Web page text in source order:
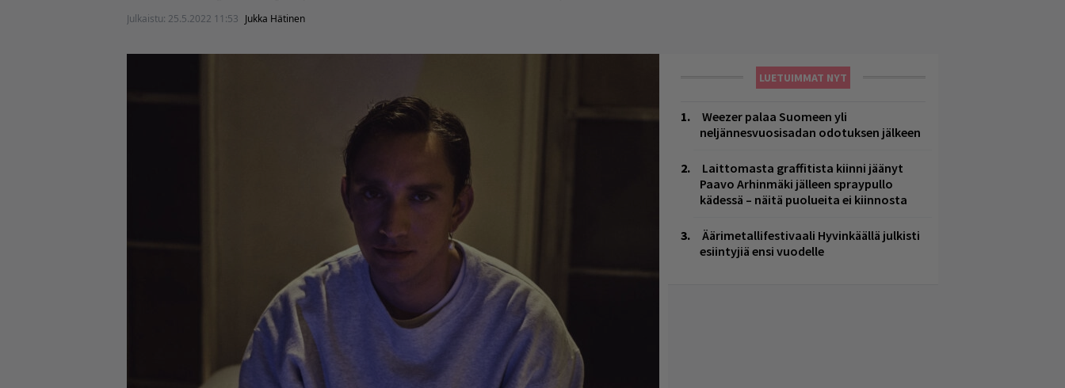
Julkaistu: 25.5.2022 11:53 Jukka Hätinen
LUETUIMMAT NYT
Weezer palaa Suomeen yli
neljännesvuosisadan odotuksen jälkeen
Laittomasta graffitista kiinni jäänyt
Paavo Arhinmäki jälleen spraypullo
kädessä – näitä puolueita ei kiinnosta
Äärimetallifestivaali Hyvinkäällä julkisti
esiintyjiä ensi vuodelle